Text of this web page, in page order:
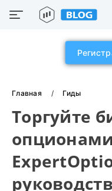
Главная Гиды
Торгуйте